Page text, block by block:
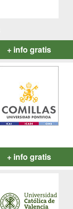
+ info gratis
+ info gratis